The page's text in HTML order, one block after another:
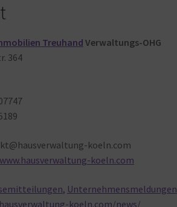
Treuhand Verwaltungs-OHG
364
koeln.com
koeln.com
, Unternehmensmeldungen
koeln.com/news/